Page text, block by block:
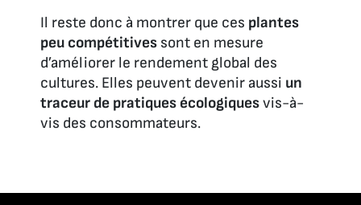
Il reste donc à montrer que ces plantes
peu compétitives sont en mesure
d’améliorer le rendement global des
cultures. Elles peuvent devenir aussi un
traceur de pratiques écologiquesvis-à-
vis des consommateurs.